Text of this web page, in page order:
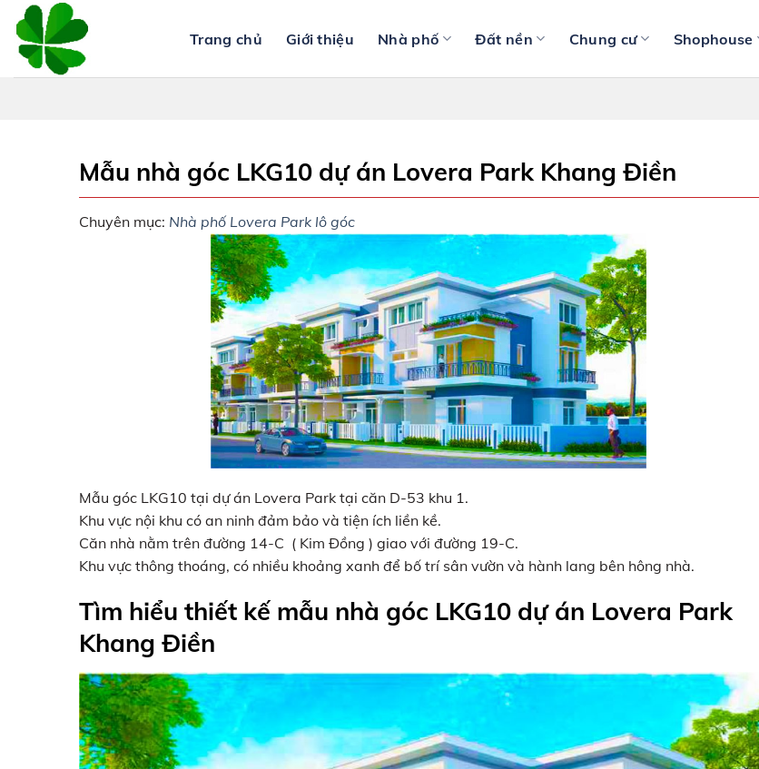
Skip
content
Trang chủ Giới thiệu Nhà phố Đất nền Chung cư Shophouse
Mẫu nhà góc LKG10 dự án Lovera Park Khang Điền
Chuyên mục: Nhà phố Lovera Park lô góc
Mẫu góc LKG10 tại dự án Lovera Park tại căn D-53 khu 1.
Khu vực nội khu có an ninh đảm bảo và tiện ích liền kề.
Căn nhà nằm trên đường 14-C ( Kim Đồng ) giao với đường 19-C.
Khu vực thông thoáng, có nhiều khoảng xanh để bố trí sân vườn và hành lang bên hông nhà.
Tìm hiểu thiết kế mẫu nhà góc LKG10 dự án Lovera Park
Khang Điền